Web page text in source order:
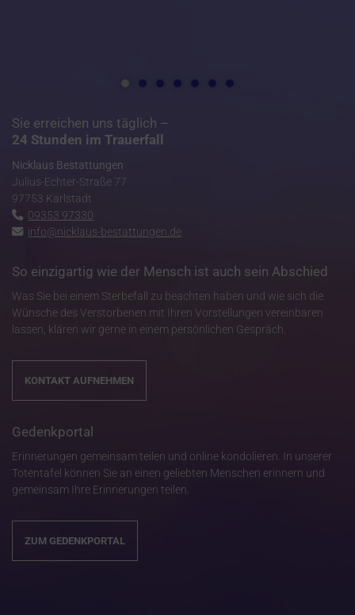
Sie erreichen uns täglich –
24 Stunden im Trauerfall
Nicklaus Bestattungen
Julius-Echter-Straße 77
97753 Karlstadt
09353 97330
info@nicklaus-bestattungen.de
So einzigartig wie der Mensch ist auch sein Abschied
Was Sie bei einem Sterbefall zu beachten haben und wie sich die
Wünsche des Verstorbenen mit Ihren Vorstellungen vereinbaren
lassen, klären wir gerne in einem persönlichen Gespräch.
KONTAKT AUFNEHMEN
Gedenkportal
Erinnerungen gemeinsam teilen und online kondolieren. In unserer
Totentafel können Sie an einen geliebten Menschen erinnern und
gemeinsam Ihre Erinnerungen teilen.
ZUM GEDENKPORTAL